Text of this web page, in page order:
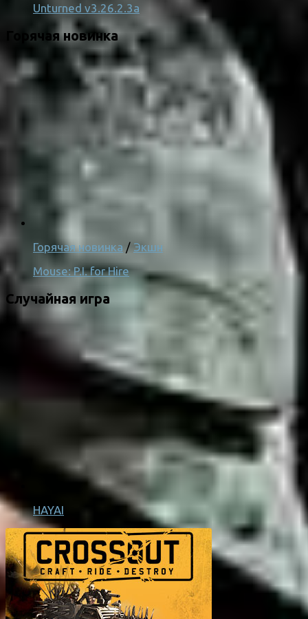
Unturned v3.26.2.3a
Горячая новинка
Горячая новинка / Экшн
Mouse: P.I. for Hire
Случайная игра
HAYAI